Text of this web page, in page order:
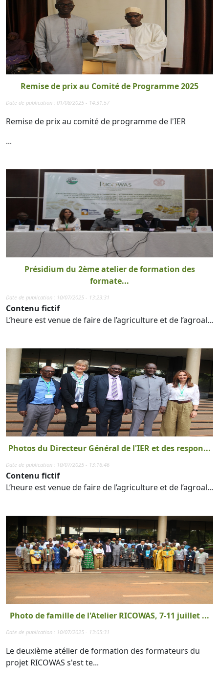
Remise de prix au Comité de Programme 2025
Date de publication : 01/08/2025 - 14:31:57
Remise de prix au comité de programme de l'IER
...
Présidium du 2ème atelier de formation des
formate...
Date de publication : 10/07/2025 - 13:23:31
Contenu fictif
L’heure est venue de faire de l’agriculture et de l’agroal...
Photos du Directeur Général de l'IER et des respon...
Date de publication : 10/07/2025 - 13:16:46
Contenu fictif
L’heure est venue de faire de l’agriculture et de l’agroal...
Photo de famille de l'Atelier RICOWAS, 7-11 juillet ...
Date de publication : 10/07/2025 - 13:05:31
Le deuxième atélier de formation des formateurs du
projet RICOWAS s'est te...